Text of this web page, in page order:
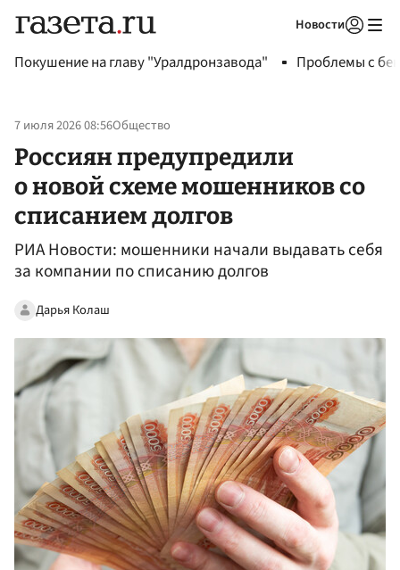
Новости
Покушение на главу "Уралдронзавода" Проблемы с
7 июля 2026 08:56Общество
Россиян предупредили
о новой схеме мошенников со
списанием долгов
РИА Новости: мошенники начали выдавать себя
за компании по списанию долгов
Дарья Колаш